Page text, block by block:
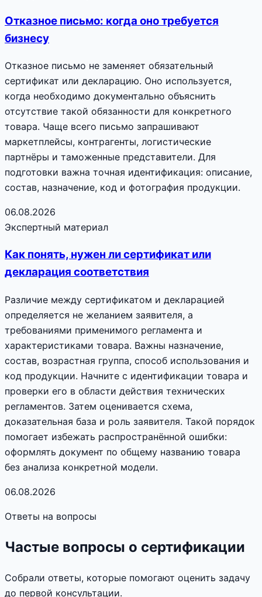
Отказное письмо: когда оно требуется
бизнесу
Отказное письмо не заменяет обязательный
сертификат или декларацию. Оно используется,
когда необходимо документально объяснить
отсутствие такой обязанности для конкретного
товара. Чаще всего письмо запрашивают
маркетплейсы, контрагенты, логистические
партнёры и таможенные представители. Для
подготовки важна точная идентификация: описание,
состав, назначение, код и фотография продукции.
06.08.2026
Экспертный материал
Как понять, нужен ли сертификат или
декларация соответствия
Различие между сертификатом и декларацией
определяется не желанием заявителя, а
требованиями применимого регламента и
характеристиками товара. Важны назначение,
состав, возрастная группа, способ использования и
код продукции. Начните с идентификации товара и
проверки его в области действия технических
регламентов. Затем оценивается схема,
доказательная база и роль заявителя. Такой порядок
помогает избежать распространённой ошибки:
оформлять документ по общему названию товара
без анализа конкретной модели.
06.08.2026
Ответы на вопросы
Частые вопросы о сертификации
Собрали ответы, которые помогают оценить задачу
до первой консультации.